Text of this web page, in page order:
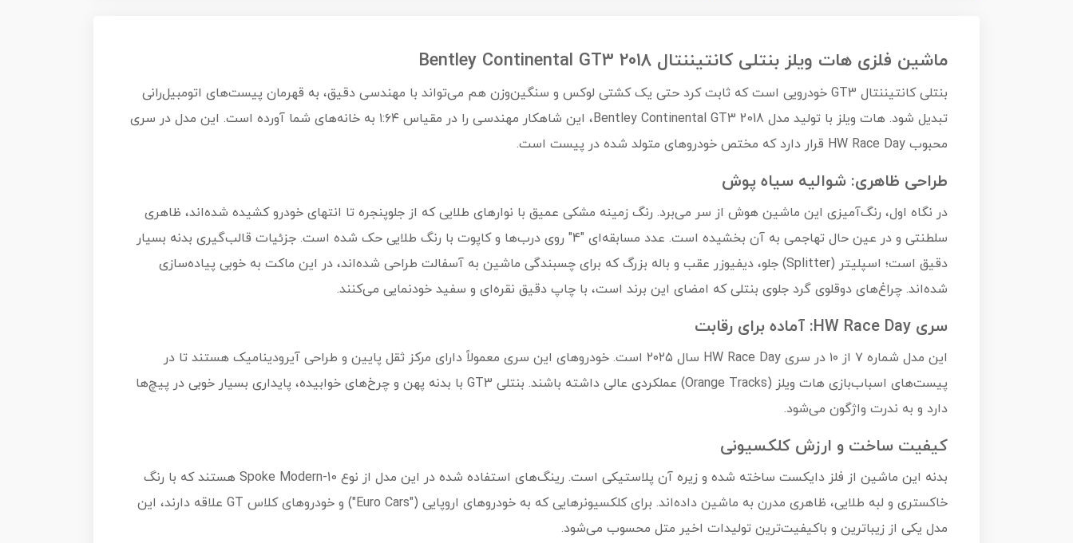
ماشین فلزی هات ویلز بنتلی کانتیننتال 2018 Bentley Continental GT3
بنتلی کانتیننتال GT3 خودرویی است که ثابت کرد حتی یک کشتی لوکس و سنگین‌وزن هم می‌تواند با مهندسی دقیق، به قهرمان پیست‌های اتومبیل‌رانی
تبدیل شود. هات ویلز با تولید مدل 2018 Bentley Continental GT3، این شاهکار مهندسی را در مقیاس ۱:۶۴ به خانه‌های شما آورده است. این مدل در سری
محبوب HW Race Day قرار دارد که مختص خودروهای متولد شده در پیست است.
طراحی ظاهری: شوالیه سیاه پوش
در نگاه اول، رنگ‌آمیزی این ماشین هوش از سر می‌برد. رنگ زمینه مشکی عمیق با نوارهای طلایی که از جلوپنجره تا انتهای خودرو کشیده شده‌اند، ظاهری
سلطنتی و در عین حال تهاجمی به آن بخشیده است. عدد مسابقه‌ای "4" روی درب‌ها و کاپوت با رنگ طلایی حک شده است. جزئیات قالب‌گیری بدنه بسیار
دقیق است؛ اسپلیتر (Splitter) جلو، دیفیوزر عقب و باله بزرگ که برای چسبندگی ماشین به آسفالت طراحی شده‌اند، در این ماکت به خوبی پیاده‌سازی
شده‌اند. چراغ‌های دوقلوی گرد جلوی بنتلی که امضای این برند است، با چاپ دقیق نقره‌ای و سفید خودنمایی می‌کنند.
سری HW Race Day: آماده برای رقابت
این مدل شماره ۷ از ۱۰ در سری HW Race Day سال ۲۰۲۵ است. خودروهای این سری معمولاً دارای مرکز ثقل پایین و طراحی آیرودینامیک هستند تا در
پیست‌های اسباب‌بازی هات ویلز (Orange Tracks) عملکردی عالی داشته باشند. بنتلی GT3 با بدنه پهن و چرخ‌های خوابیده، پایداری بسیار خوبی در پیچ‌ها
دارد و به ندرت واژگون می‌شود.
کیفیت ساخت و ارزش کلکسیونی
بدنه این ماشین از فلز دایکست ساخته شده و زیره آن پلاستیکی است. رینگ‌های استفاده شده در این مدل از نوع 10-Spoke Modern هستند که با رنگ
خاکستری و لبه طلایی، ظاهری مدرن به ماشین داده‌اند. برای کلکسیونرهایی که به خودروهای اروپایی ("Euro Cars") و خودروهای کلاس GT علاقه دارند، این
مدل یکی از زیباترین و باکیفیت‌ترین تولیدات اخیر متل محسوب می‌شود.